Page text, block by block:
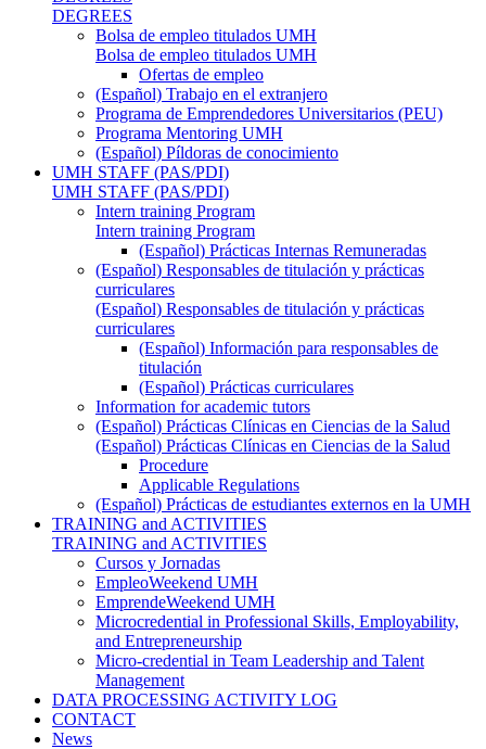
DEGREES
Bolsa de empleo titulados UMH
Bolsa de empleo titulados UMH
Ofertas de empleo
(Español) Trabajo en el extranjero
Programa de Emprendedores Universitarios (PEU)
Programa Mentoring UMH
(Español) Píldoras de conocimiento
UMH STAFF (PAS/PDI)
UMH STAFF (PAS/PDI)
Intern training Program
Intern training Program
(Español) Prácticas Internas Remuneradas
(Español) Responsables de titulación y prácticas
curriculares
(Español) Responsables de titulación y prácticas
curriculares
(Español) Información para responsables de
titulación
(Español) Prácticas curriculares
Information for academic tutors
(Español) Prácticas Clínicas en Ciencias de la Salud
(Español) Prácticas Clínicas en Ciencias de la Salud
Procedure
Applicable Regulations
(Español) Prácticas de estudiantes externos en la UMH
TRAINING and ACTIVITIES
TRAINING and ACTIVITIES
Cursos y Jornadas
EmpleoWeekend UMH
EmprendeWeekend UMH
Microcredential in Professional Skills, Employability,
and Entrepreneurship
Micro-credential in Team Leadership and Talent
Management
DATA PROCESSING ACTIVITY LOG
CONTACT
News